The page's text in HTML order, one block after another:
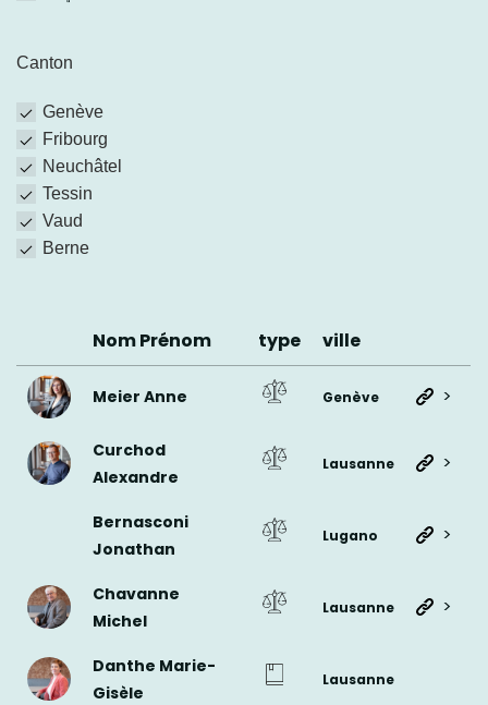
Canton
Genève
Fribourg
Neuchâtel
Tessin
Vaud
Berne
Nom Prénom type ville
Meier Anne Genève >
Curchod
Alexandre
Lausanne >
Bernasconi
Jonathan
Lugano >
Chavanne
Michel
Lausanne >
Danthe Marie-
Gisèle
Lausanne